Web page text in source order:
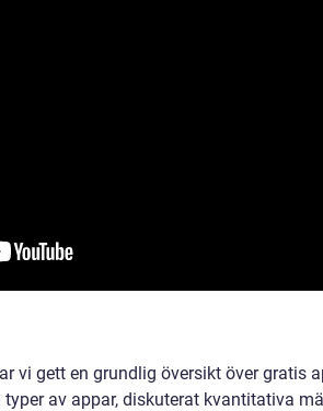
vi gett en grundlig översikt över gratis
av appar, diskuterat kvantitativa